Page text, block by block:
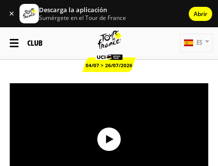
✕ Descarga la aplicación
Sumérgete en el Tour de France Abrir
CLUB
04/07 > 26/07/2026
ES